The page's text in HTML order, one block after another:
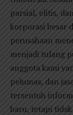
parsial, elitis,
korporasi besar
perusahaan
menjadi tulang
anggota kami
pelumas, dan
tersentuh
baru, tetapi